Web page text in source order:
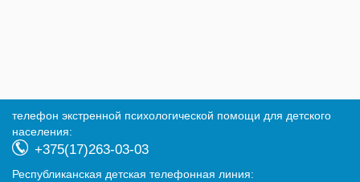
телефон экстренной психологической помощи для детского
населения:
+375(17)263-03-03
Республиканская детская телефонная линия: